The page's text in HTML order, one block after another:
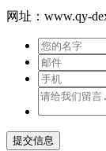
网址：www.qy-